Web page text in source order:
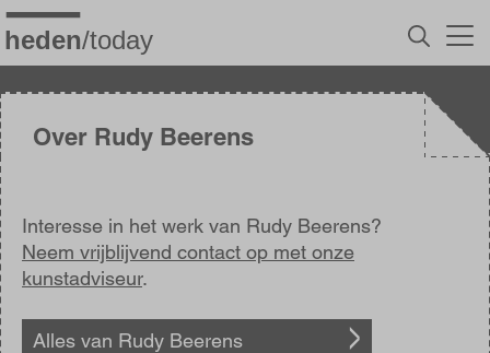
Overslaan
en
naar
inhoud
gaanOver Rudy Beerens
Interesse in het werk van Rudy Beerens?
Neem vrijblijvend contact op met onze
kunstadviseur.
Alles van Rudy Beerens